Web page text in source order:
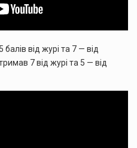
від журі та 7 — від
7 від журі та 5 — від